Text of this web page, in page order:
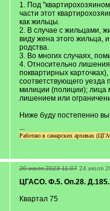
1. Под
части этот
как жильцы.
2. В случае с жильцами,
виду жена этого жильца,
родства.
3. Во многих случаях,
4. Относительно
поквартирных
соответствующего уезда
милиции (полиции); лица
лишением или
Ниже буду постепенно
---
Работаю в самарских архивах
20 июля 2023 11:07 24 июля
ЦГАСО. Ф.5. Оп.28. Д.185.
Квартал 75